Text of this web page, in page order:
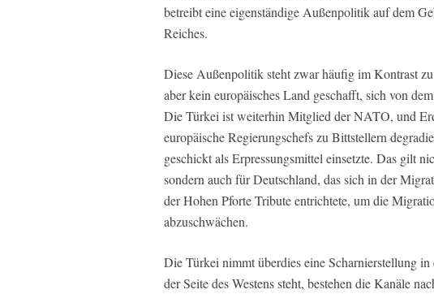
betreibt eine eigenständige Außenpolitik auf dem
Reiches.
Diese Außenpolitik steht zwar häufig im Kontrast
aber kein europäisches Land geschafft, sich von
Die Türkei ist weiterhin Mitglied der NATO, und
europäische Regierungschefs zu Bittstellern
geschickt als Erpressungsmittel einsetzte. Das gilt
sondern auch für Deutschland, das sich in der
der Hohen Pforte Tribute entrichtete, um die
abzuschwächen.
Die Türkei nimmt überdies eine Scharnierstellung
der Seite des Westens steht, bestehen die Kanäle